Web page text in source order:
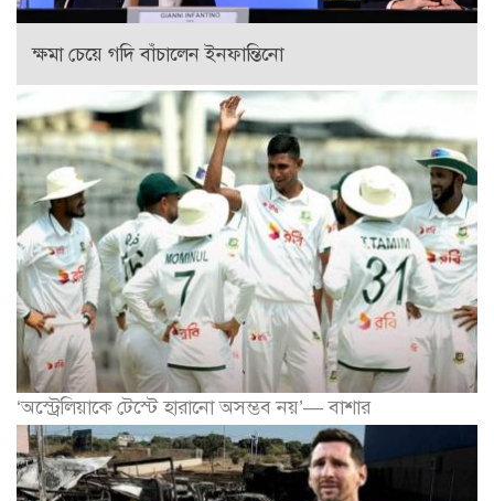
ক্ষমা চেয়ে গদি বাঁচালেন ইনফান্তিনো
‘অস্ট্রেলিয়াকে টেস্টে হারানো অসম্ভব নয়’— বাশার